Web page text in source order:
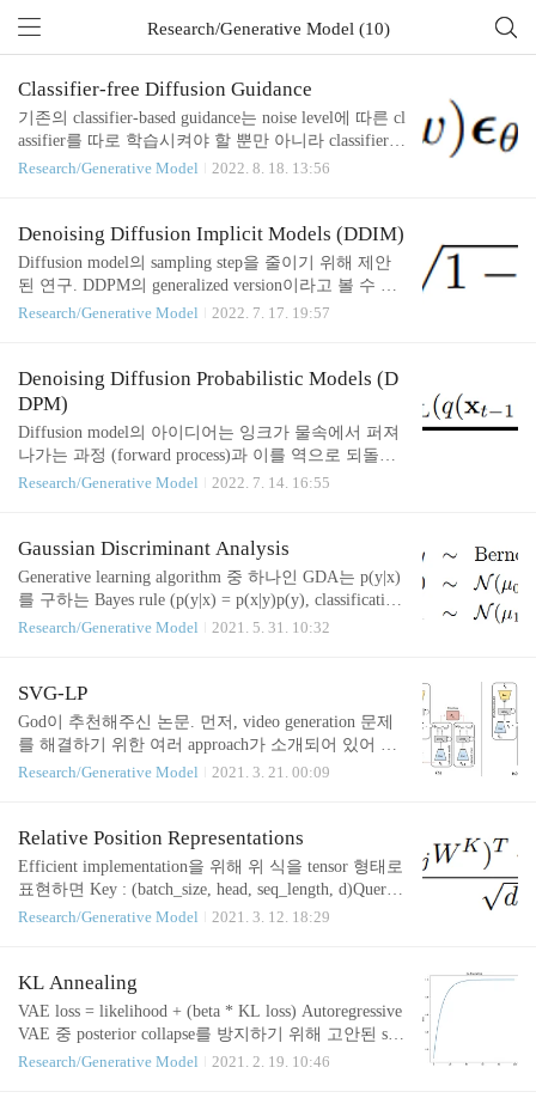
Research/Generative Model (10)
Classifier-free Diffusion Guidance
기존의 classifier-based guidance는 noise level에 따른 cl
assifier를 따로 학습시켜야 할 뿐만 아니라 classifier b
ased metric인 IS와 FID를 의도적으로 향상하기 위한
model의 output과 unconditional model의 output의 차이
의 방향으로 sample을 생성하도록 유도한다. 이때 un
conditional model은 conditional model의 condition을 0
또는 null을 나타내는 방식으로 만든다 이는 여러 가
지로 해석이 가능한데, 1) implicit classi..
Research/Generative Model 2022. 8. 18. 13:56
Denoising Diffusion Implicit Models (DDIM)
Diffusion model의 sampling step을 줄이기 위해 제안
된 연구. DDPM의 generalized version이라고 볼 수 있
겠다. 논문이 어렵게 쓰여있지만 key idea는 sigma라
ice property를 만족한다. (즉, nice property를 만족하
면서 x(t)와 x(0)를 condition으로 사용하는 form을 제
안) [2]에서는 위 form을 forward/reverse process의 mu
function을 x(t)와 noise의 linear combination으로 가정
한 것이라고 해석한다. (즉, 각 process..
Research/Generative Model 2022. 7. 17. 19:57
Denoising Diffusion Probabilistic Models (D
DPM)
Diffusion model의 아이디어는 잉크가 물속에서 퍼져
나가는 과정 (forward process)과 이를 역으로 되돌리
는 과정 (reverse process)으로 이루어져 있다. 이미 퍼
동은 예측 가능할 것이고, 거꾸로 모으는 것도 가능
할 수 있다. Objective 여러 likelihood-based generative
model이 그렇듯이 p(x)를 잘 모델링하여 high-quality
fake sample을 생성하는 것이 diffusion model의 objecti
ve이다. VAE와 유사하게 latent model이지만, 시간에
Research/Generative Model 2022. 7. 14. 16:55
Gaussian Discriminant Analysis
Generative learning algorithm 중 하나인 GDA는 p(y|x)
를 구하는 Bayes rule (p(y|x) = p(x|y)p(y), classification
문제라면 분모 term p(x)은 필요 없다)에서 p(x|y)를 G
이 필요한 parameter는 Bernoulli의 phi, Gaussian의 u0,
u1, cov (모든 class가 cov를 공유한다)이다. 각 parame
ter는 empirically 계산하면 된다. References [1] http://c
s229.stanford.edu/notes/cs229-notes2.pdf
Research/Generative Model 2021. 5. 31. 10:32
SVG-LP
God이 추천해주신 논문. 먼저, video generation 문제
를 해결하기 위한 여러 approach가 소개되어 있어 유
익했다. Video는 대부분의 경우 다음 상황이 쉽게 예
로 튈까?). 전자와 후자를 background/motion, content/
pose, mse/adversarial loss 등으로 생각해 볼 수 있을 것
이다. 본 논문에서는 deterministic/stochastic 관점에서
learned prior을 이용하여 deterministic predictor에 예
측의 난이도 (uncertainty)를 넘겨주는 model을 제안하
Research/Generative Model 2021. 3. 21. 00:09
Relative Position Representations
Efficient implementation을 위해 위 식을 tensor 형태로
표현하면 Key : (batch_size, head, seq_length, d)Query :
(batch_size, head, seq_length, d)A : (seq_length, seq_len
일정 이상 (k) 멀어지면 clip하여 설정한 index k 또는
-k의 embedding이 사용되도록 설계함. Query * Key :
(batch, head, seq_length, seq_length)Query * A : (batch_
size, head,..
Research/Generative Model 2021. 3. 12. 18:29
KL Annealing
VAE loss = likelihood + (beta * KL loss) Autoregressive
VAE 중 posterior collapse를 방지하기 위해 고안된 sch
eduling technique으로 학습 초기에는 beta 값을 작게
Research/Generative Model 2021. 2. 19. 10:46